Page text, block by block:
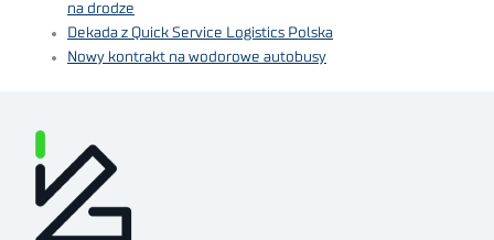
na drodze
Dekada z Quick Service Logistics Polska
Nowy kontrakt na wodorowe autobusy